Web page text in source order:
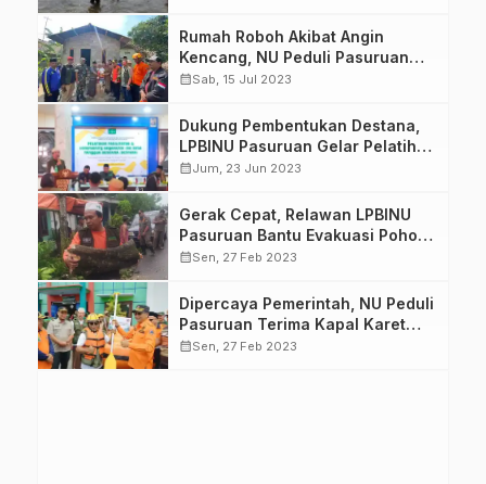
Rumah Roboh Akibat Angin
Kencang, NU Peduli Pasuruan
Salurkan Bantuan
calendar_monthSab, 15 Jul 2023
Dukung Pembentukan Destana,
LPBINU Pasuruan Gelar Pelatihan
Fasilitator dan Community
calendar_monthJum, 23 Jun 2023
Gerak Cepat, Relawan LPBINU
Pasuruan Bantu Evakuasi Pohon
Tumbang
calendar_monthSen, 27 Feb 2023
Dipercaya Pemerintah, NU Peduli
Pasuruan Terima Kapal Karet
dan Logistik Dapur Umum
calendar_monthSen, 27 Feb 2023